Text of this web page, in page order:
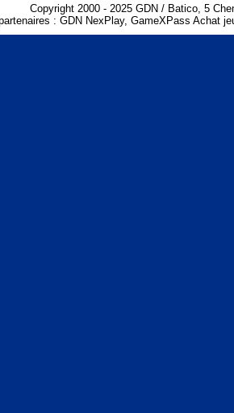
Copyright 2000 - 2025 GDN / Batico, 5
: GDN NexPlay, GameXPass Achat